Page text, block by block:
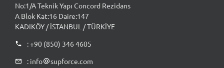
Kalite Yaklaşımımız
İnsan Kaynakları
No:1/A Teknik Yapı Concord Rezidans
A Blok Kat:16 Daire:147
KADIKÖY / İSTANBUL / TÜRKİYE
: +90 (850) 346 4605
: info
supforce.com